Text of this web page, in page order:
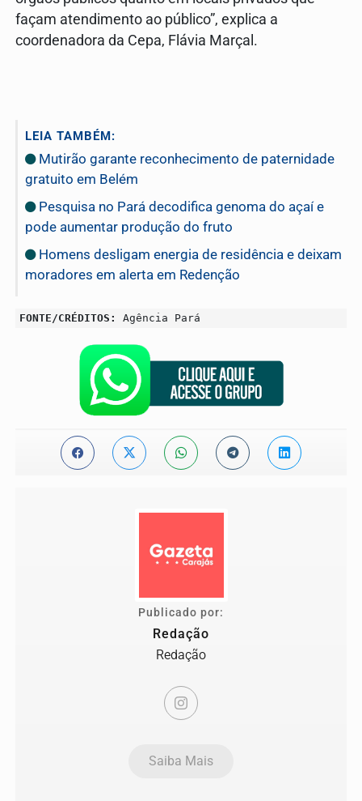
façam atendimento ao público”, explica a
coordenadora da Cepa, Flávia Marçal.
LEIA TAMBÉM:
Mutirão garante reconhecimento de paternidade
gratuito em Belém
Pesquisa no Pará decodifica genoma do açaí e
pode aumentar produção do fruto
Homens desligam energia de residência e deixam
moradores em alerta em Redenção
FONTE/CRÉDITOS: Agência Pará
Publicado por:
Redação
Redação
Saiba Mais